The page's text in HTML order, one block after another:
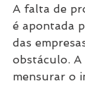
A falta de
é apontada
das
obstáculo.
mensurar o